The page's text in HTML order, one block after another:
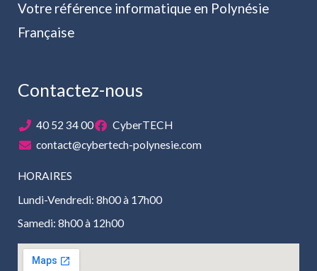
Votre référence informatique en Polynésie
Française
Contactez-nous
40 52 34 00
CyberTECH
contact@cybertech-polynesie.com
HORAIRES
Lundi-Vendredi: 8h00 à 17h00
Samedi: 8h00 à 12h00